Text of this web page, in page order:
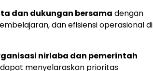
dan dukungan bersama dengan
dan efisiensi operasional di
nirlaba dan pemerintah
menyelaraskan prioritas